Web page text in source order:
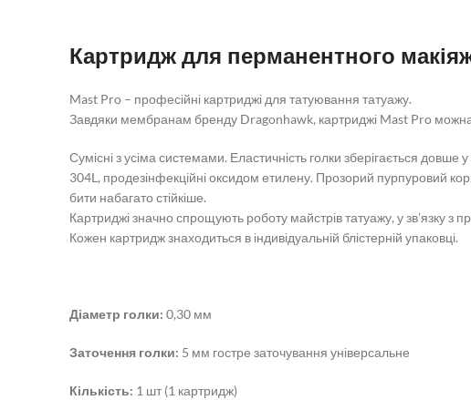
Картридж для перманентного
Mast Pro – професійні картриджі для татуювання татуажу.
Завдяки мембранам бренду Dragonhawk, картриджі Mast Pro можна
Сумісні з усіма системами. Еластичність голки зберігається довше
304L, продезінфекційні оксидом етилену. Прозорий пурпуровий
бити набагато стійкіше.
Картриджі значно спрощують роботу майстрів татуажу, у зв’язку з
Кожен картридж знаходиться в індивідуальній блістерній упаковці.
Діаметр голки: 0,30 мм
Заточення голки: 5 мм гостре заточування універсальне
Кількість: 1 шт (1 картридж)